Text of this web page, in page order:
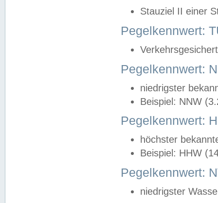
Stauziel II einer
Pegelkennwert:
Pegelkennwert:
niedrigster
Beispiel: NNW
Pegelkennwert:
höchster
Beispiel: HHW
Pegelkennwert:
niedrigster